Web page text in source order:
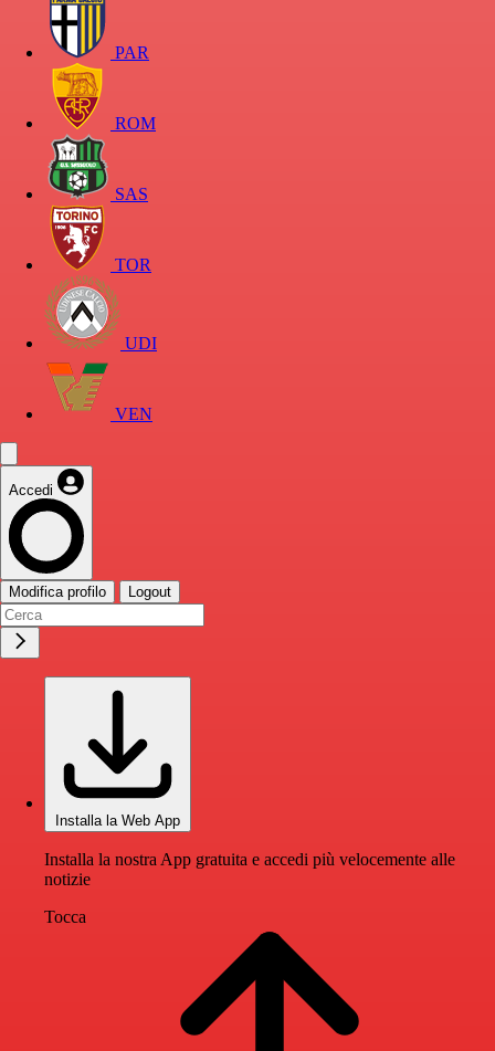
PAR
ROM
SAS
TOR
UDI
VEN
Accedi
Modifica profilo Logout
Installa la Web App
Installa la nostra App gratuita e accedi più velocemente alle
notizie
Tocca